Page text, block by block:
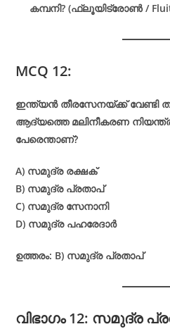
കമ്പനി? (ഫ്ലൂയിട്രോൺ /
MCQ 12:
ഇന്ത്യൻ തീരസേനയ്ക്ക് വേണ്ടി
ആദ്യത്തെ മലിനീകരണ
പേരെന്താണ്?
A) സമുദ്ര രക്ഷക്
B) സമുദ്ര പ്രതാപ്
C) സമുദ്ര സേനാനി
D) സമുദ്ര പഹരേദാർ
ഉത്തരം: B) സമുദ്ര പ്രതാപ്
വിഭാഗം 12: സമുദ്ര